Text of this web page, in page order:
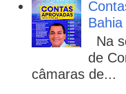
Bahia
Na
de
câmaras de...